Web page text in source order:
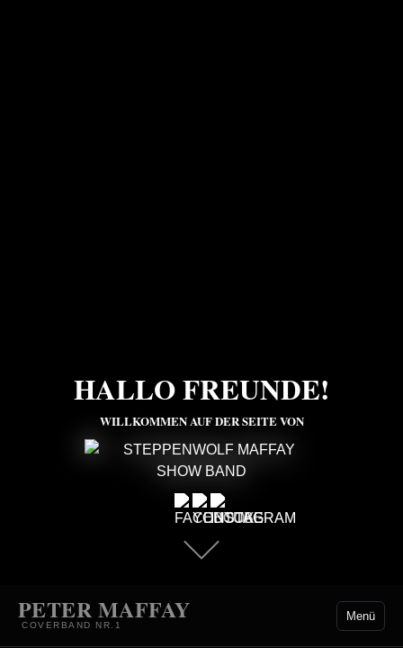
HALLO FREUNDE!
WILLKOMMEN AUF DER SEITE VON
PETER MAFFAY
COVERBAND NR.1
Menü